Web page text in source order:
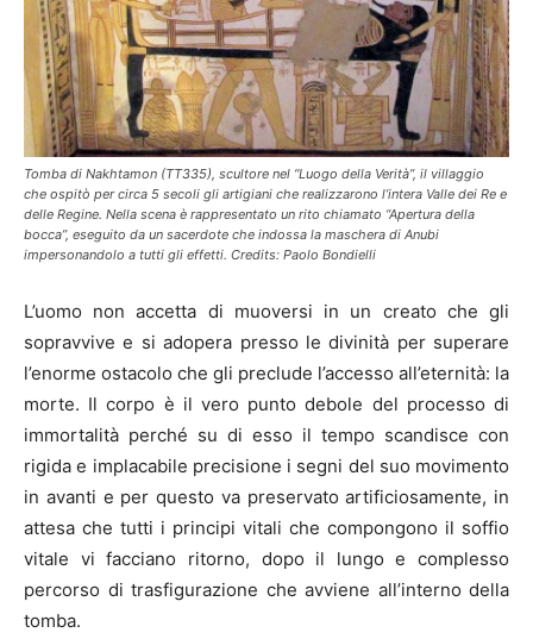
Tomba di Nakhtamon (TT335), scultore nel “Luogo della Verità”, il villaggio
che ospitò per circa 5 secoli gli artigiani che realizzarono l’intera Valle dei Re e
delle Regine. Nella scena è rappresentato un rito chiamato “Apertura della
bocca”, eseguito da un sacerdote che indossa la maschera di Anubi
impersonandolo a tutti gli effetti. Credits: Paolo Bondielli
L’uomo non accetta di muoversi in un creato che gli
sopravvive e si adopera presso le divinità per superare
l’enorme ostacolo che gli preclude l’accesso all’eternità: la
morte. Il corpo è il vero punto debole del processo di
immortalità perché su di esso il tempo scandisce con
rigida e implacabile precisione i segni del suo movimento
in avanti e per questo va preservato artificiosamente, in
attesa che tutti i principi vitali che compongono il soffio
vitale vi facciano ritorno, dopo il lungo e complesso
percorso di trasfigurazione che avviene all’interno della
tomba.